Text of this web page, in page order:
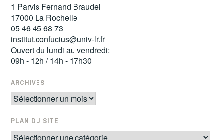
1 Parvis Fernand Braudel
17000 La Rochelle
05 46 45 68 73
institut.confucius@univ-lr.fr
Ouvert du lundi au vendredi:
09h - 12h / 14h - 17h30
ARCHIVES
Archives
PLAN DU SITE
Plan